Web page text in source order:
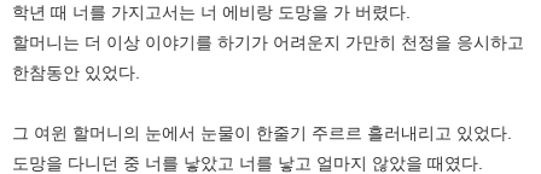
학년 때 너를 가지고서는 너 에비랑 도망을 가 버렸다.
할머니는 더 이상 이야기를 하기가 어려운지 가만히 천정을 응시하고
한참동안 있었다.
그 여윈 할머니의 눈에서 눈물이 한줄기 주르르 흘러내리고 있었다.
도망을 다니던 중 너를 낳았고 너를 낳고 얼마지 않았을 때였다.